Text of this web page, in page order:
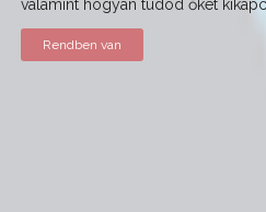
valamint hogyan tudod őket
Rendben van